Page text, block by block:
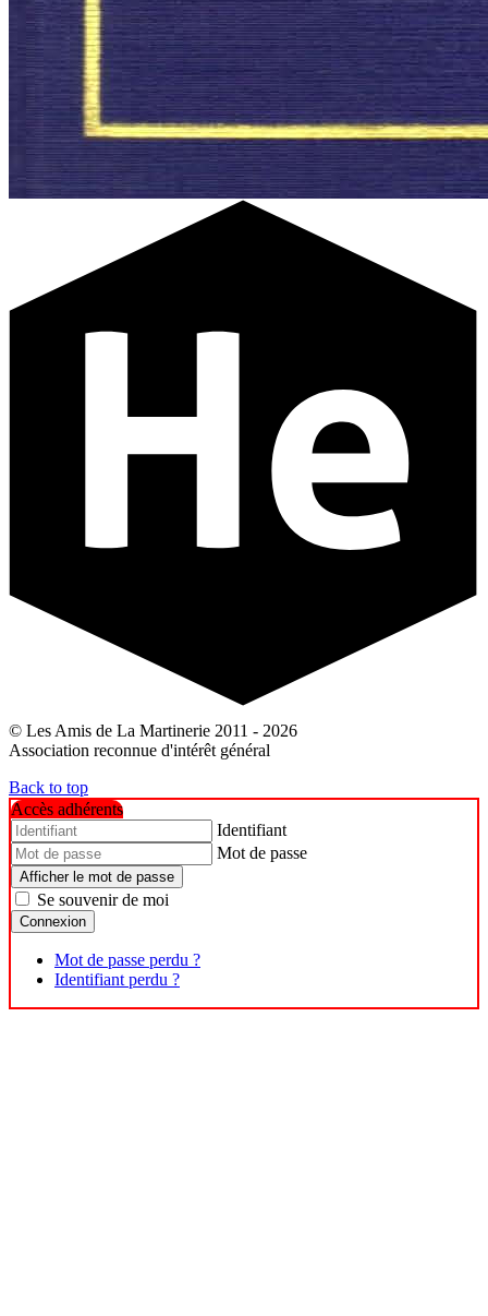
© Les Amis de La Martinerie 2011 - 2026
Association reconnue d'intérêt général
Back to top
Accès adhérents
Identifiant
Mot de passe
Afficher le mot de passe
Se souvenir de moi
Connexion
Mot de passe perdu ?
Identifiant perdu ?